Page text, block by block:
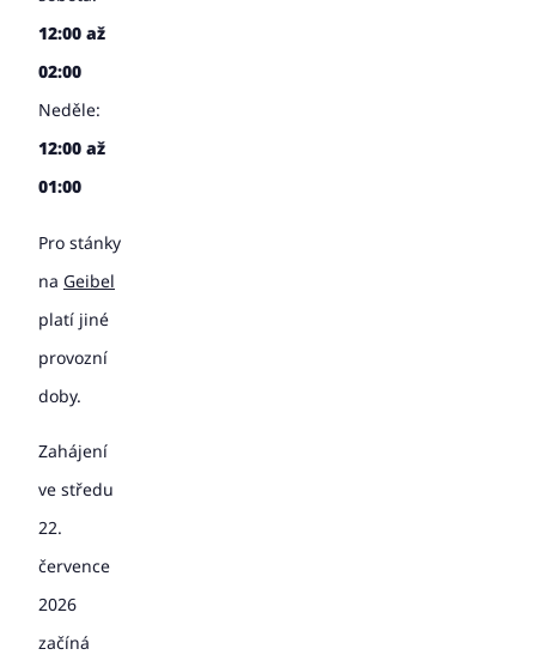
12:00 až
02:00
Neděle:
12:00 až
01:00
Pro stánky
na Geibel
platí jiné
provozní
doby.
Zahájení
ve středu
22.
července
2026
začíná